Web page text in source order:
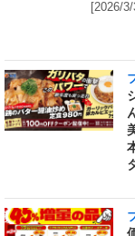
[2026/